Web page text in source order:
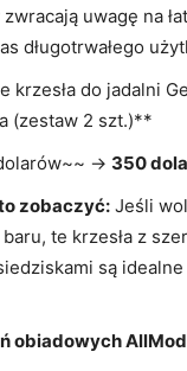
uwagę na
długotrwałego
krzesła do jadalni
(zestaw 2 szt.)**
→ 350
zobaczyć: Jeśli
te krzesła z
są idealne
obiadowych